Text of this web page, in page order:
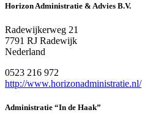
Horizon Administratie & Advies B.V.
Radewijkerweg 21
7791 RJ Radewijk
Nederland
0523 216 972
http://www.horizonadministratie.nl/
Administratie “In de Haak”